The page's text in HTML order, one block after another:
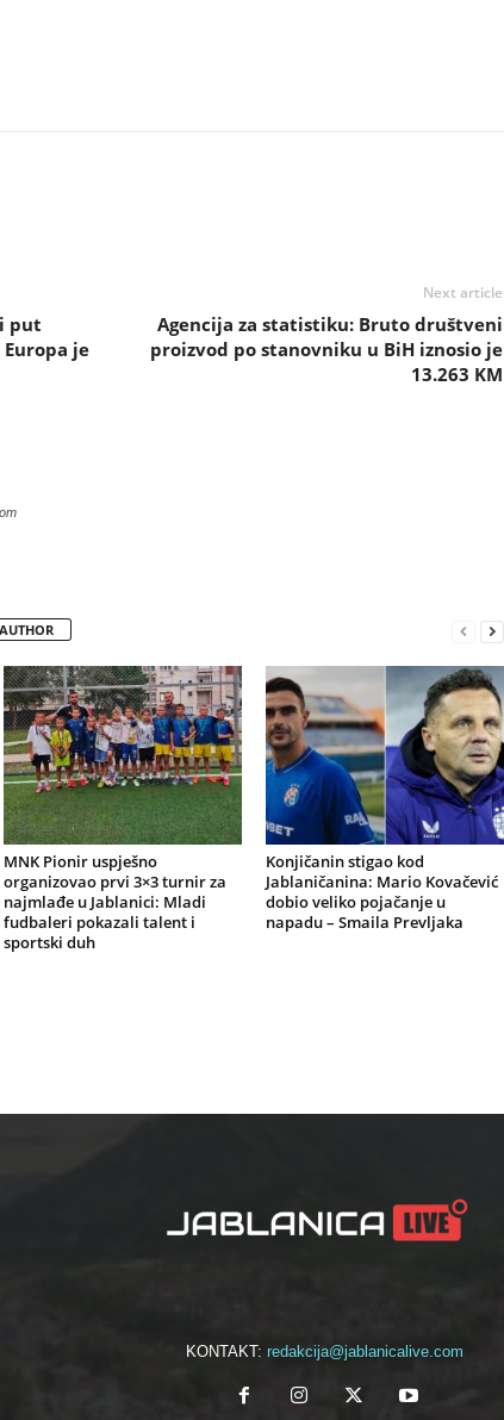
put
je
Next article
Agencija za statistiku: Bruto društveni
proizvod po stanovniku u BiH iznosio je
13.263 KM
MNK Pionir uspješno
organizovao prvi 3×3 turnir za
najmlađe u Jablanici: Mladi
fudbaleri pokazali talent i
sportski duh
Konjičanin stigao kod
Jablaničanina: Mario Kovačević
dobio veliko pojačanje u
napadu – Smaila Prevljaka
KONTAKT: redakcija@jablanicalive.com